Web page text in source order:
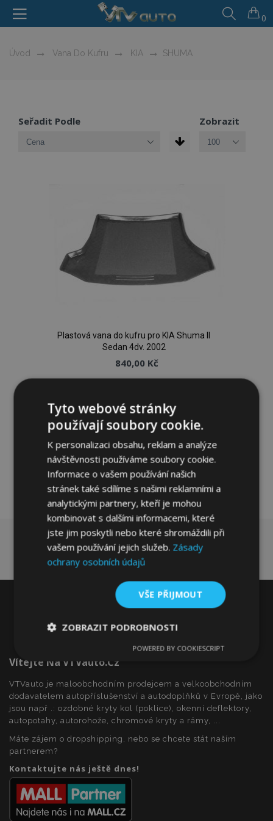
0
Úvod Vana Do Kufru KIA SHUMA
Seřadit Podle Zobrazit
Plastová vana do kufru pro KIA Shuma II
Sedan 4dv. 2002
840,00 Kč
Přidat
k
oblíbeným
Vítejte Na VTVauto.cz
VTVauto je maloobchodním prodejcem a velkoobchodním
dodavatelem autopříslušenství a autodoplňků v Evropě, jako
jsou např .: ozdobné kryty kol (poklice), okenní deflektory,
autopotahy, autorohože, chromové kryty a rámy, ...
Máte zájem o dropshipping, nebo se chcete stát naším
partnerem?
Kontaktujte nás ještě dnes!
Tyto webové stránky
používají soubory cookie.
K personalizaci obsahu, reklam a analýze
návštěvnosti používáme soubory cookie.
Informace o vašem používání našich
stránek také sdílíme s našimi reklamními a
analytickými partnery, kteří je mohou
kombinovat s dalšími informacemi, které
jste jim poskytli nebo které shromáždili při
vašem používání jejich služeb. Zásady
ochrany osobních údajů
VŠE PŘIJMOUT
ZOBRAZIT PODROBNOSTI
nutné
Výkonové
soubory
Soubory
Funkční soubory
Nezbytně nutné soubory
POWERED BY COOKIESCRIPT